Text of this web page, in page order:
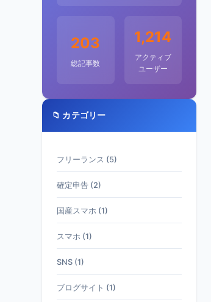
203
総記事数
1,214
アクティブ
ユーザー
📁 カテゴリー
フリーランス (5)
確定申告 (2)
国産スマホ (1)
スマホ (1)
SNS (1)
ブログサイト (1)